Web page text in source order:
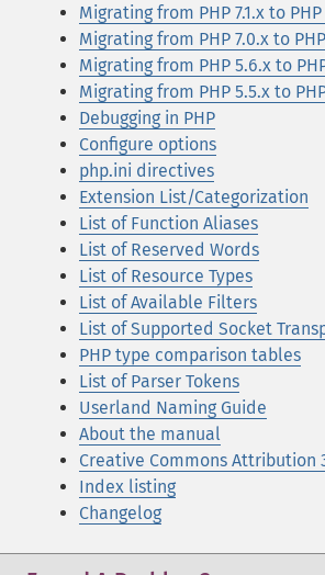
Migrating from PHP 7.1.x to PHP
Migrating from PHP 7.0.x to PHP
Migrating from PHP 5.6.x to
Migrating from PHP 5.5.x to
Debugging in PHP
Configure options
php.ini directives
Extension List/Categorization
List of Function Aliases
List of Reserved Words
List of Resource Types
List of Available Filters
List of Supported Socket
PHP type comparison tables
List of Parser Tokens
Userland Naming Guide
About the manual
Creative Commons Attribution
Index listing
Changelog